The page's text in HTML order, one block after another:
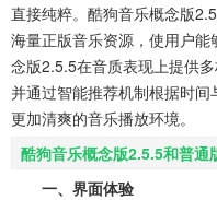
直接纯粹。酷狗音乐概念版
海量正版音乐资源，使用户
念版2.5.5在音质表现上提供
并通过智能推荐机制根据时
更加清爽的音乐播放环境。
酷狗音乐概念版2.5.5和普通
一、界面体验